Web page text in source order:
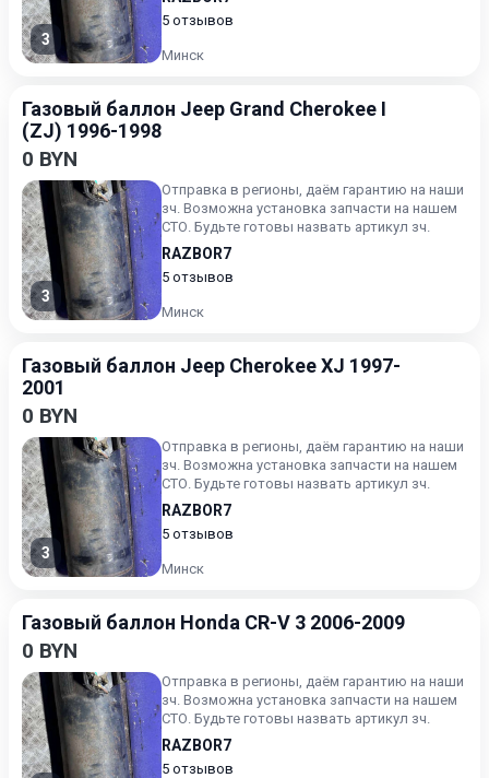
3
5 отзывов
Минск
Газовый баллон Jeep Grand Cherokee I
(ZJ) 1996-1998
0 BYN
3
Отправка в регионы, даём гарантию на наши
зч. Возможна установка запчасти на нашем
СТО. Будьте готовы назвать артикул зч.
RAZBOR7
5 отзывов
Минск
Газовый баллон Jeep Cherokee XJ 1997-
2001
0 BYN
3
Отправка в регионы, даём гарантию на наши
зч. Возможна установка запчасти на нашем
СТО. Будьте готовы назвать артикул зч.
RAZBOR7
5 отзывов
Минск
Газовый баллон Honda CR-V 3 2006-2009
0 BYN
Отправка в регионы, даём гарантию на наши
зч. Возможна установка запчасти на нашем
СТО. Будьте готовы назвать артикул зч.
RAZBOR7
5 отзывов